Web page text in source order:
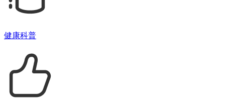
健康科普